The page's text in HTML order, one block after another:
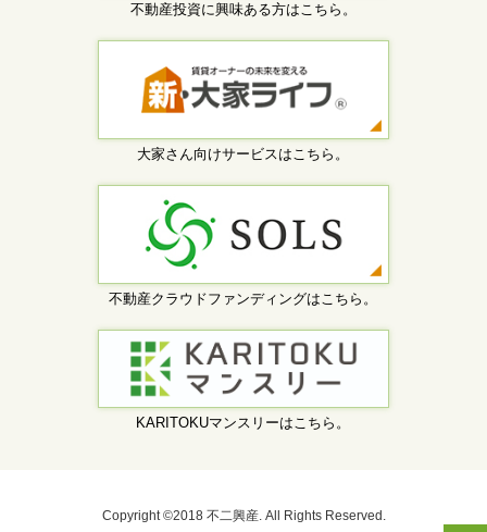
不動産投資に興味ある方はこちら。
大家さん向けサービスはこちら。
不動産クラウドファンディングはこちら。
KARITOKUマンスリーはこちら。
Copyright ©2018 不二興産. All Rights Reserved.